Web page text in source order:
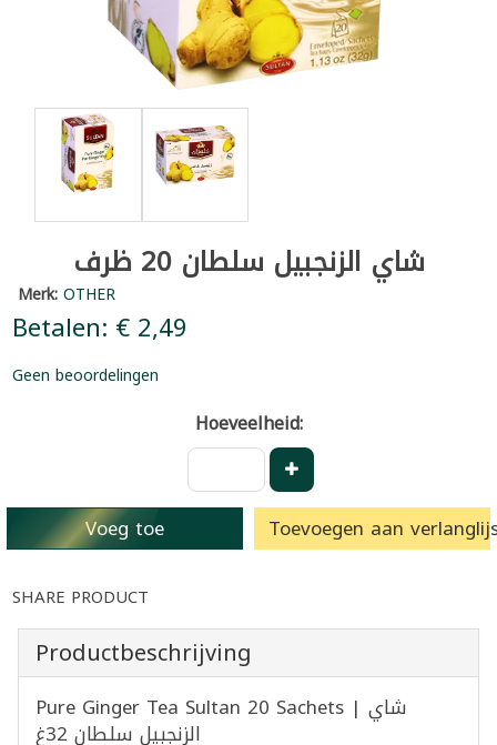
شاي الزنجبيل سلطان 20 ظرف
Merk:OTHER
Betalen: € 2,49
Geen beoordelingen
Hoeveelheid:
Voeg toe Toevoegen aan
SHARE PRODUCT
Productbeschrijving
Pure Ginger Tea Sultan 20 Sachets | شاي
الزنجبيل سلطان 32غ